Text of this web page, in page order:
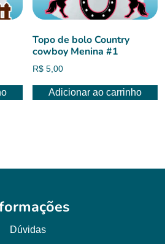
Topo de bolo Country
cowboy Menina #1
R$ 5,00
Adicionar ao carrinho
Dúvidas